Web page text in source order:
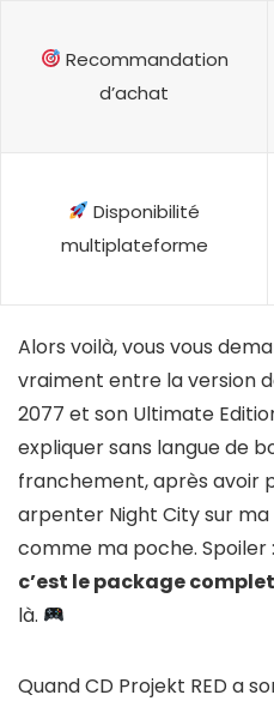
Recommandation
d’achat
Disponibilité
multiplateforme
Alors voilà, vous vous
vraiment entre la version
2077 et son Ultimate
expliquer sans langue de
franchement, après avoir
arpenter Night City sur ma
comme ma poche. Spoiler :
c’est le package complet
là.
Quand CD Projekt RED a